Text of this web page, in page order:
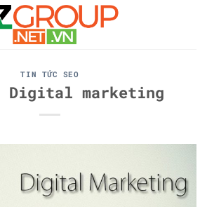
TIN TỨC SEO
Digital marketing